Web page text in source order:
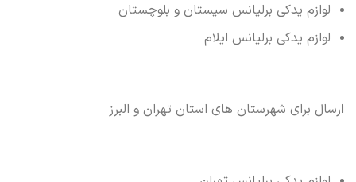
لوازم یدکی برلیانس سیستان و بلوچستان
لوازم یدکی برلیانس ایلام
ارسال برای شهرستان های استان تهران و البرز